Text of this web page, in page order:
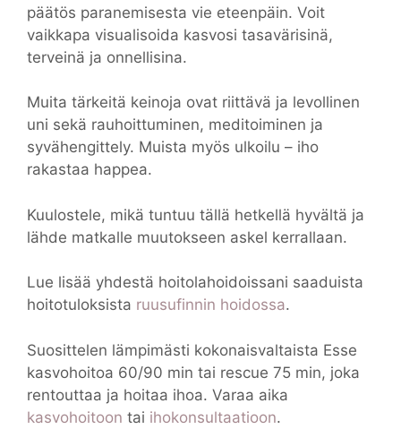
päätös paranemisesta vie eteenpäin. Voit
vaikkapa visualisoida kasvosi tasavärisinä,
terveinä ja onnellisina.
Muita tärkeitä keinoja ovat riittävä ja levollinen
uni sekä rauhoittuminen, meditoiminen ja
syvähengittely. Muista myös ulkoilu – iho
rakastaa happea.
Kuulostele, mikä tuntuu tällä hetkellä hyvältä ja
lähde matkalle muutokseen askel kerrallaan.
Lue lisää yhdestä hoitolahoidoissani saaduista
hoitotuloksista ruusufinnin hoidossa.
Suosittelen lämpimästi kokonaisvaltaista Esse
kasvohoitoa 60/90 min tai rescue 75 min, joka
rentouttaa ja hoitaa ihoa. Varaa aika
kasvohoitoon tai ihokonsultaatioon.